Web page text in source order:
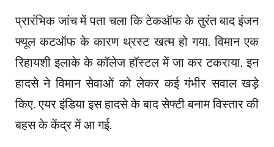
प्रारंभिक जांच में पता चला कि टेकऑफ के तुरंत बाद इंजन
फ्यूल कटऑफ के कारण थ्रस्ट खत्म हो गया. विमान एक
रिहायशी इलाके के कॉलेज हॉस्टल में जा कर टकराया. इन
हादसे ने विमान सेवाओं को लेकर कई गंभीर सवाल खड़े
किए. एयर इंडिया इस हादसे के बाद सेफ्टी बनाम विस्तार की
बहस के केंद्र में आ गई.